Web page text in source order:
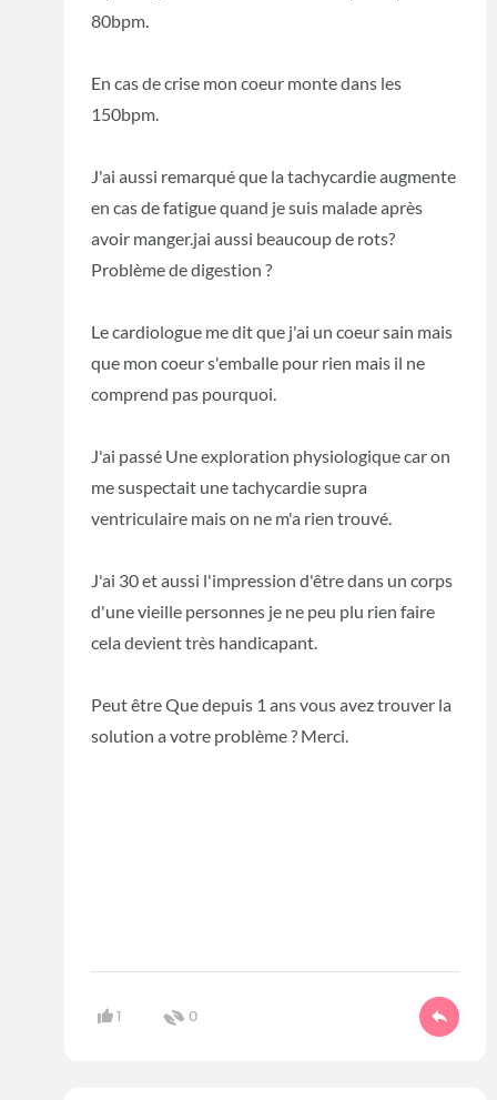
80bpm.
En cas de crise mon coeur monte dans les
150bpm.
J'ai aussi remarqué que la tachycardie augmente
en cas de fatigue quand je suis malade après
avoir manger.jai aussi beaucoup de rots?
Problème de digestion ?
Le cardiologue me dit que j'ai un coeur sain mais
que mon coeur s'emballe pour rien mais il ne
comprend pas pourquoi.
J'ai passé Une exploration physiologique car on
me suspectait une tachycardie supra
ventriculaire mais on ne m'a rien trouvé.
J'ai 30 et aussi l'impression d'être dans un corps
d'une vieille personnes je ne peu plu rien faire
cela devient très handicapant.
Peut être Que depuis 1 ans vous avez trouver la
solution a votre problème ? Merci.
1 0